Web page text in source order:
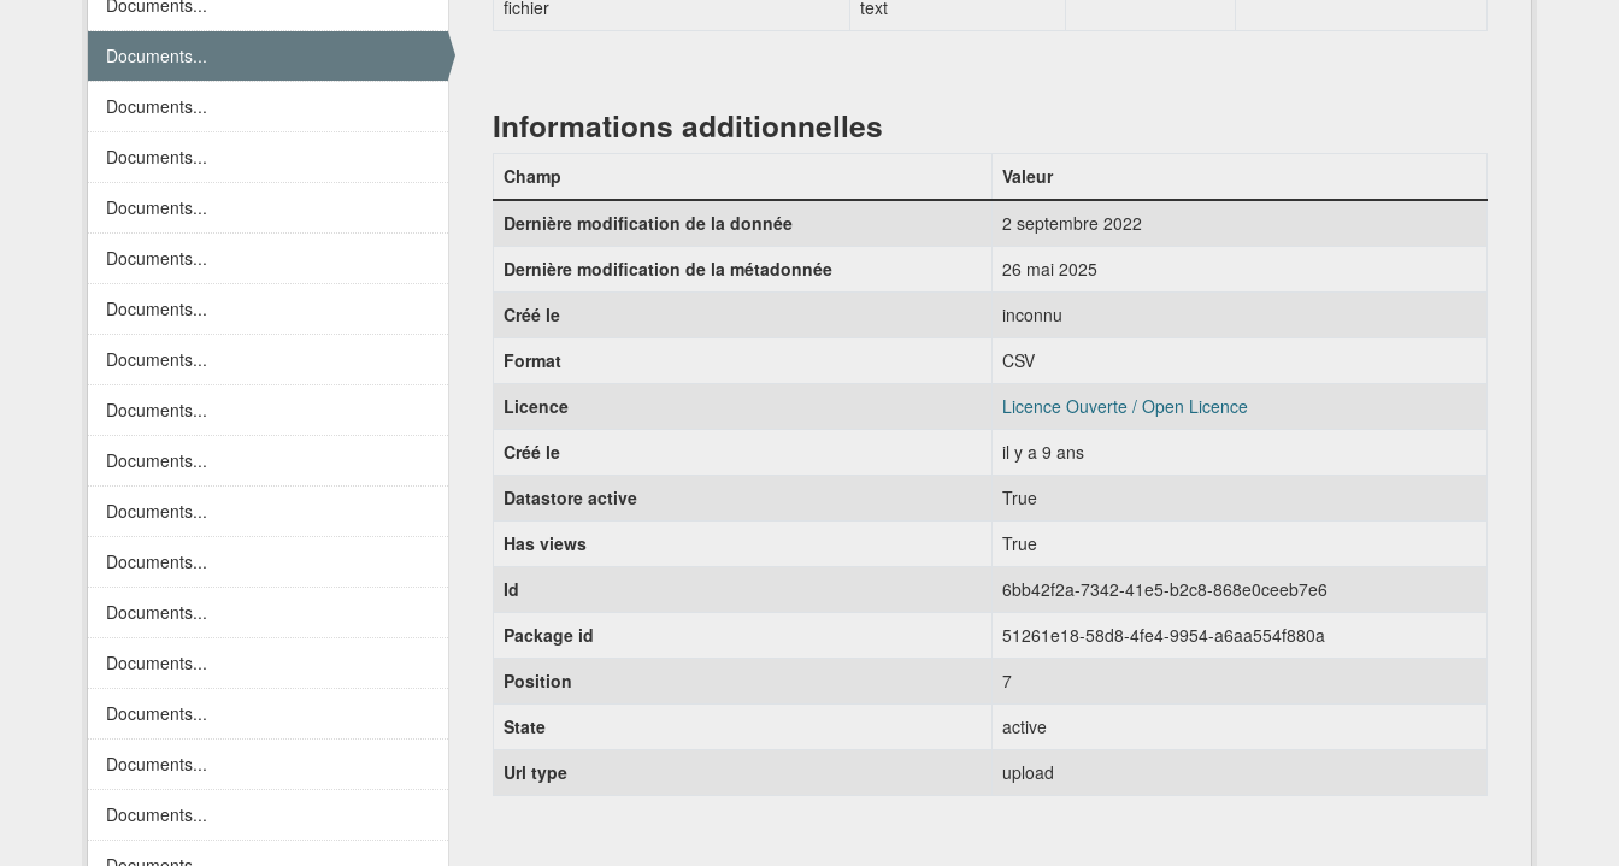
Documents...
Documents...
Documents...
Documents...
Documents...
Documents...
Documents...
Documents...
Documents...
Documents...
Documents...
Documents...
Documents...
Documents...
Documents...
Documents...
Documents...
fichier
text
Informations additionnelles
Champ
Valeur
Dernière modification de la donnée
2 septembre 2022
Dernière modification de la métadonnée
26 mai 2025
Créé le
inconnu
Format
CSV
Licence
Licence Ouverte / Open Licence
Créé le
il y a 9 ans
Datastore active
True
Has views
True
Id
6bb42f2a-7342-41e5-b2c8-868e0ceeb7e6
Package id
51261e18-58d8-4fe4-9954-a6aa554f880a
Position
7
State
active
Url type
upload